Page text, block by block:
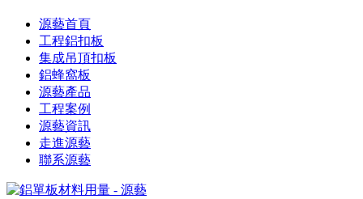
源藝首頁
工程鋁扣板
集成吊頂扣板
鋁蜂窩板
源藝產品
工程案例
源藝資訊
走進源藝
聯系源藝